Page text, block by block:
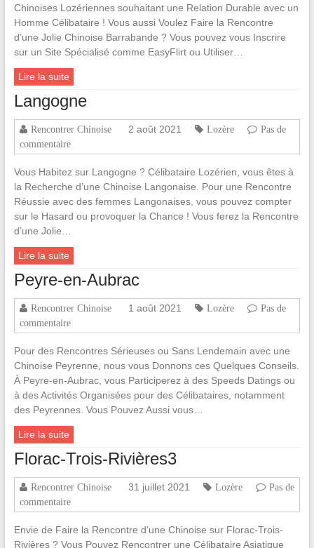
Chinoises Lozériennes souhaitant une Relation Durable avec un
Homme Célibataire ! Vous aussi Voulez Faire la Rencontre
d’une Jolie Chinoise Barrabande ? Vous pouvez vous Inscrire
sur un Site Spécialisé comme EasyFlirt ou Utiliser…
Lire la suite
Langogne
Rencontrer Chinoise 2 août 2021 Lozère
Pas de
commentaire
Vous Habitez sur Langogne ? Célibataire Lozérien, vous êtes à
la Recherche d’une Chinoise Langonaise. Pour une Rencontre
Réussie avec des femmes Langonaises, vous pouvez compter
sur le Hasard ou provoquer la Chance ! Vous ferez la Rencontre
d’une Jolie…
Lire la suite
Peyre-en-Aubrac
Rencontrer Chinoise 1 août 2021 Lozère
Pas de
commentaire
Pour des Rencontres Sérieuses ou Sans Lendemain avec une
Chinoise Peyrenne, nous vous Donnons ces Quelques Conseils.
À Peyre-en-Aubrac, vous Participerez à des Speeds Datings ou
à des Activités Organisées pour des Célibataires, notamment
des Peyrennes. Vous Pouvez Aussi vous…
Lire la suite
Florac-Trois-Rivières3
Rencontrer Chinoise 31 juillet 2021 Lozère
Pas de
commentaire
Envie de Faire la Rencontre d’une Chinoise sur Florac-Trois-
Rivières ? Vous Pouvez Rencontrer une Célibataire Asiatique